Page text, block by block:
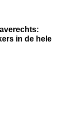
in de hele